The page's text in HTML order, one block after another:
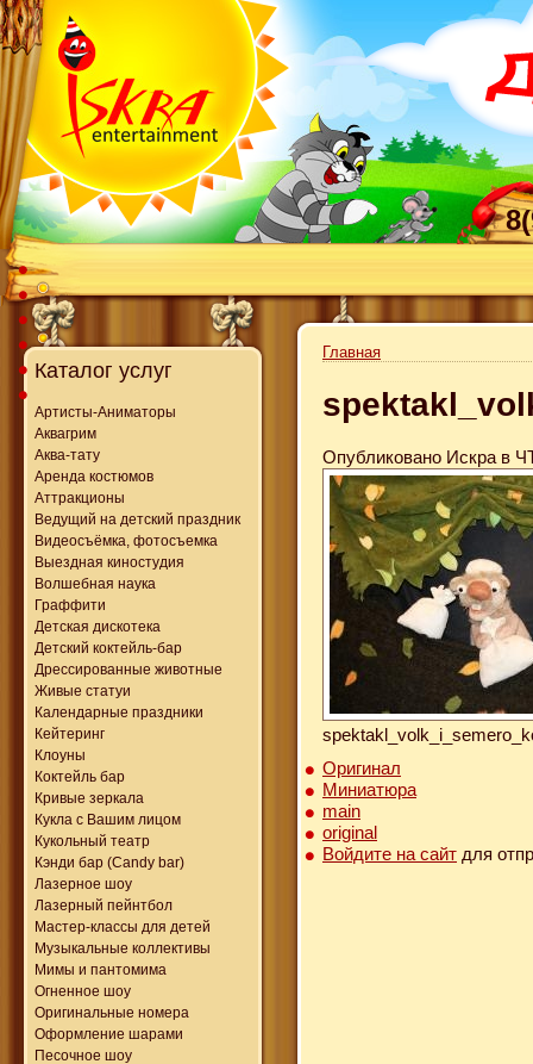
Каталог услуг
Артисты-Аниматоры
Аквагрим
Аква-тату
Аренда костюмов
Аттракционы
Ведущий на детский праздник
Видеосъёмка, фотосъемка
Выездная киностудия
Волшебная наука
Граффити
Детская дискотека
Детский коктейль-бар
Дрессированные животные
Живые статуи
Календарные праздники
Кейтеринг
Клоуны
Коктейль бар
Кривые зеркала
Кукла с Вашим лицом
Кукольный театр
Кэнди бар (Candy bar)
Лазерное шоу
Лазерный пейнтбол
Мастер-классы для детей
Музыкальные коллективы
Мимы и пантомима
Огненное шоу
Оригинальные номера
Оформление шарами
Песочное шоу
Главная
Опубликовано Искра в
Оригинал
Миниатюра
main
original
Войдите на сайт для